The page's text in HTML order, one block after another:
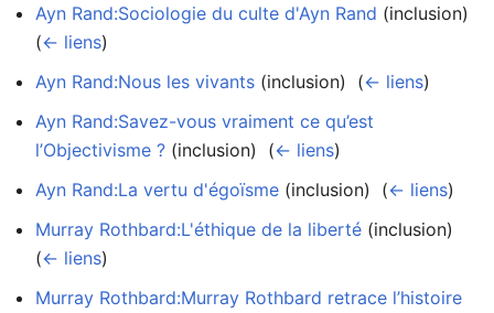
Ayn Rand:Sociologie du culte d'Ayn Rand (inclusion) ‎
(← liens)
Ayn Rand:Nous les vivants (inclusion) ‎ (← liens)
Ayn Rand:Savez-vous vraiment ce qu’est
l’Objectivisme ? (inclusion) ‎ (← liens)
Ayn Rand:La vertu d'égoïsme (inclusion) ‎ (← liens)
Murray Rothbard:L'éthique de la liberté (inclusion) ‎
(← liens)
Murray Rothbard:Murray Rothbard retrace l’histoire